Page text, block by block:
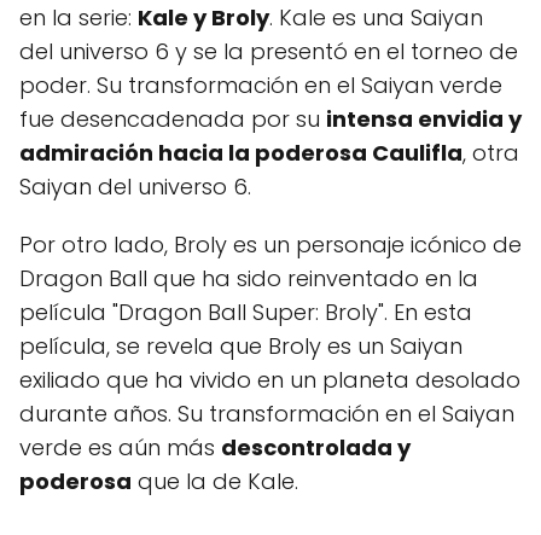
en la serie: Kale y Broly. Kale es una Saiyan
del universo 6 y se la presentó en el torneo de
poder. Su transformación en el Saiyan verde
fue desencadenada por su intensa envidia y
admiración hacia la poderosa Caulifla, otra
Saiyan del universo 6.
Por otro lado, Broly es un personaje icónico de
Dragon Ball que ha sido reinventado en la
película "Dragon Ball Super: Broly". En esta
película, se revela que Broly es un Saiyan
exiliado que ha vivido en un planeta desolado
durante años. Su transformación en el Saiyan
verde es aún más descontrolada y
poderosa que la de Kale.